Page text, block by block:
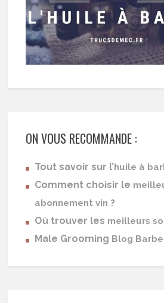
ON VOUS RECOMMANDE :
Tout savoir sur l’huile à
Comment choisir le
abonnement vin ?
Où trouver les meilleurs
Male Grooming Blog Barbe